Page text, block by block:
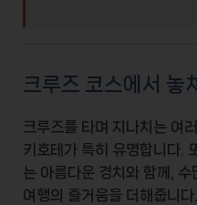
크루즈 코스에서 놓
크루즈를 타며 지나치는 여
키호테 가 특히 유명합니다.
는 아름다운 경치와 함께, 수
여행의 즐거움을 더해줍니